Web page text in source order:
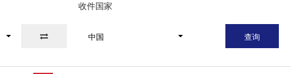
收件国家
中国 查询